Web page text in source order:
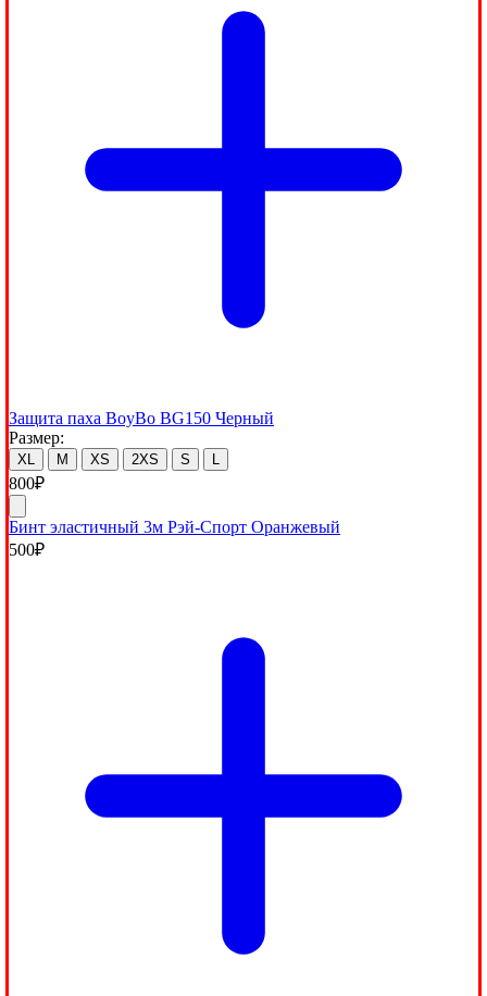
Защита паха BoyBo BG150 Черный
Размер:
XL M XS 2XS S
800₽
Бинт эластичный 3м Рэй-Спорт Оранжевый
500₽